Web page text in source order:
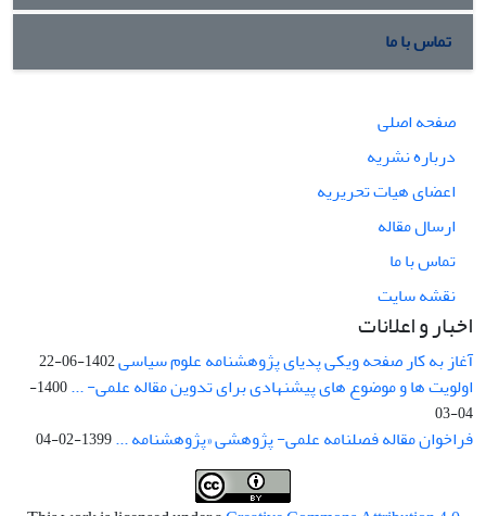
تماس با ما
صفحه اصلی
درباره نشریه
اعضای هیات تحریریه
ارسال مقاله
تماس با ما
نقشه سایت
اخبار و اعلانات
آغاز به کار صفحه ویکی پدیای پژوهشنامه علوم سیاسی1402-06-22
اولویت ها و موضوع های پیشنهادی برای تدوین مقاله علمی- ...
1400-
04-03
فراخوان مقاله فصلنامه علمی- پژوهشی «پژوهشنامه ...1399-02-04